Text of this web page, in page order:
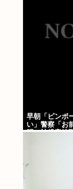
早朝「ピンポ
い」警察「お
明・被児童搾
ホ゜画像を発